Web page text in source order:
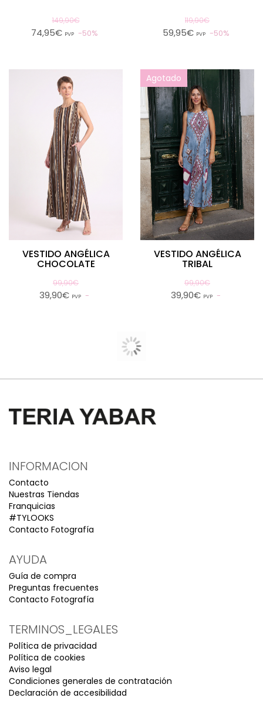
149,90€
74,95€ PVP 50%
119,90€
59,95€ PVP 50%
VESTIDO ANGÉLICA
CHOCOLATE
99,90€
39,90€ PVP
Agotado
VESTIDO ANGÉLICA
TRIBAL
99,90€
39,90€ PVP
VESTIDO EVA BABY
44,90€